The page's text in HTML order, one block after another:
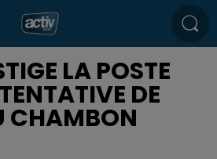
LA POSTE
DE
CHAMBON